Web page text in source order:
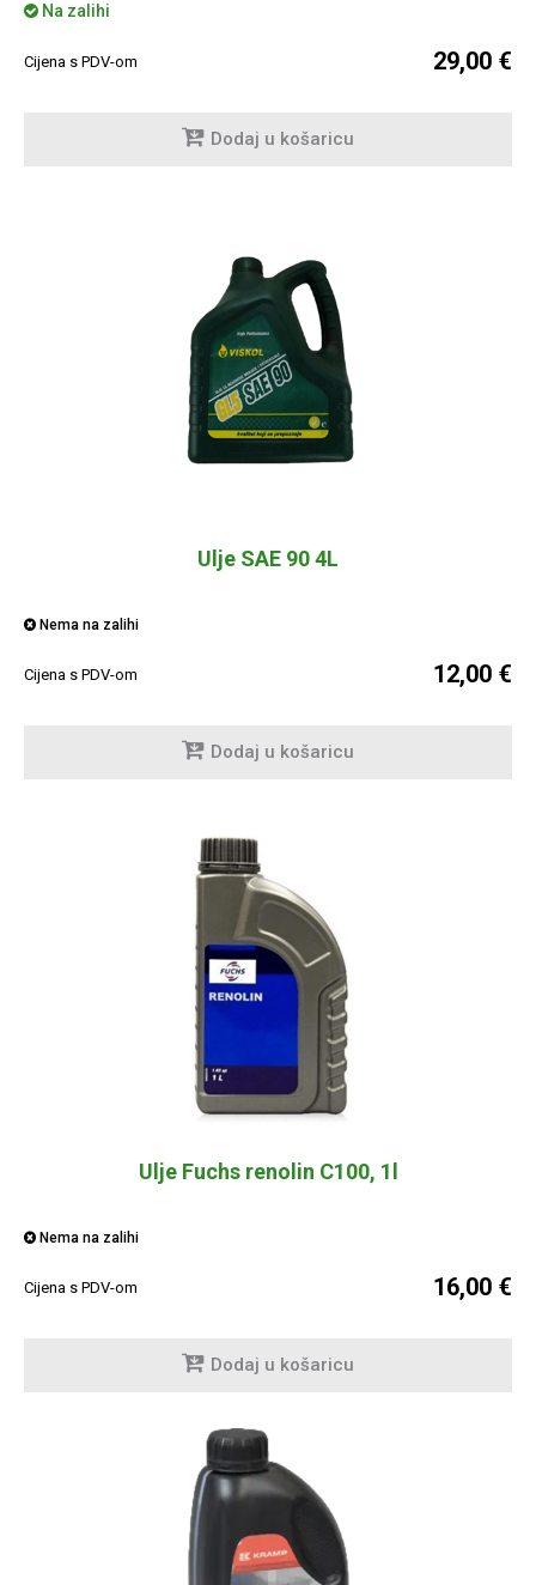
Na zalihi
Cijena s PDV-om 29,00 €
Dodaj u košaricu
Ulje SAE 90 4L
Nema na zalihi
Cijena s PDV-om 12,00 €
Dodaj u košaricu
Ulje Fuchs renolin C100, 1l
Nema na zalihi
Cijena s PDV-om 16,00 €
Dodaj u košaricu